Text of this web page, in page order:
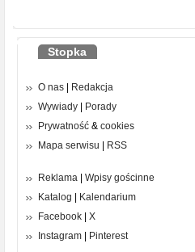
Stopka
O nas
Redakcja
Wywiady
Porady
Prywatność & cookies
Mapa serwisu
RSS
Reklama
Wpisy gościnne
Katalog
Kalendarium
Facebook
X
Instagram
Pinterest